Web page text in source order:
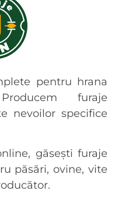
pentru hrana
furaje
nevoilor specifice
găsești furaje
păsări, ovine, vite